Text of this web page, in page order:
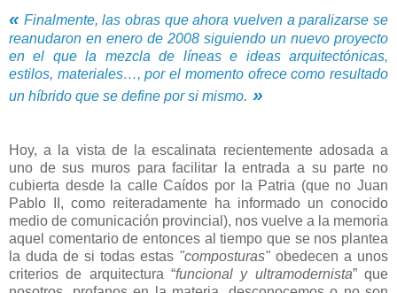
« Finalmente, las obras que ahora vuelven a paralizarse se
reanudaron en enero de 2008 siguiendo un nuevo proyecto
en el que la mezcla de líneas e ideas arquitectónicas,
estilos, materiales…, por el momento ofrece como resultado
un híbrido que se define por si mismo. »
Hoy, a la vista de la escalinata recientemente adosada a
uno de sus muros para facilitar la entrada a su parte no
cubierta desde la calle Caídos por la Patria (que no Juan
Pablo II, como reiteradamente ha informado un conocido
medio de comunicación provincial), nos vuelve a la memoria
aquel comentario de entonces al tiempo que se nos plantea
la duda de si todas estas "composturas" obedecen a unos
criterios de arquitectura “funcional y ultramodernista” que